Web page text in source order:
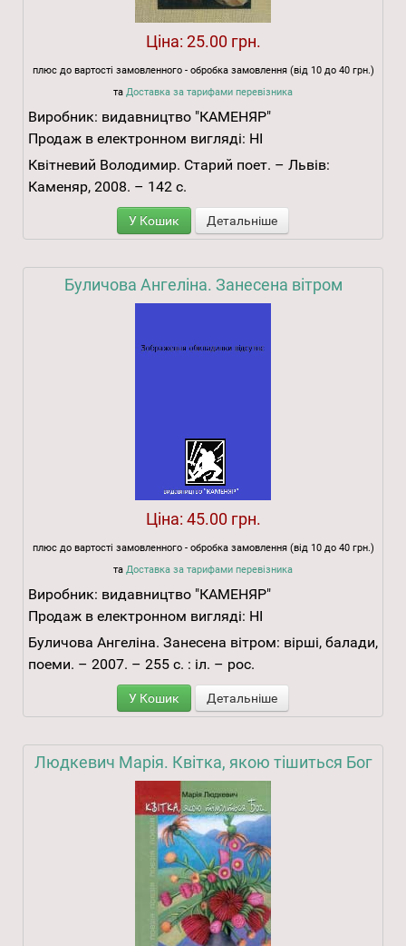
Ціна: 25.00 грн.
плюс до вартості замовленного - обробка замовлення (від 10 до 40 грн.)
та Доставка за тарифами перевізника
Виробник: видавництво "КАМЕНЯР"
Продаж в електронном вигляді: НІ
Квітневий Володимир. Старий поет. – Львів:
Каменяр, 2008. – 142 с.
У Кошик Детальніше
Буличова Ангеліна. Занесена вітром
Ціна: 45.00 грн.
плюс до вартості замовленного - обробка замовлення (від 10 до 40 грн.)
та Доставка за тарифами перевізника
Виробник: видавництво "КАМЕНЯР"
Продаж в електронном вигляді: НІ
Буличова Ангеліна. Занесена вітром: вірші, балади,
поеми. – 2007. – 255 с. : іл. – рос.
У Кошик Детальніше
Людкевич Марія. Квітка, якою тішиться Бог